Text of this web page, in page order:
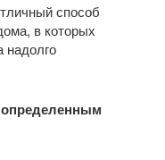
способ
в которых
надолго